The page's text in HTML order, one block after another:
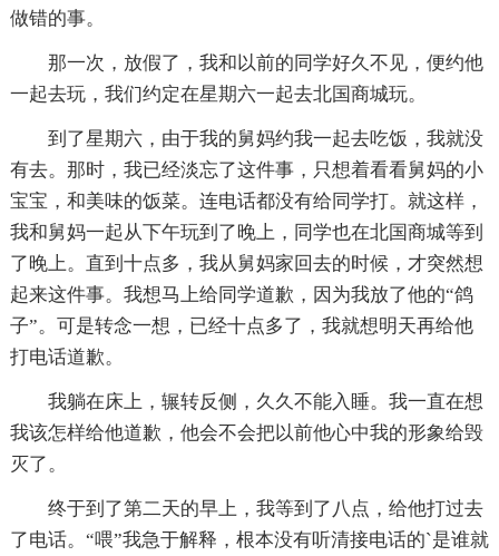
做错的事。
那一次，放假了，我和以前的同学好久不见，便约他
一起去玩，我们约定在星期六一起去北国商城玩。
到了星期六，由于我的舅妈约我一起去吃饭，我就没
有去。那时，我已经淡忘了这件事，只想着看看舅妈的小
宝宝，和美味的饭菜。连电话都没有给同学打。就这样，
我和舅妈一起从下午玩到了晚上，同学也在北国商城等到
了晚上。直到十点多，我从舅妈家回去的时候，才突然想
起来这件事。我想马上给同学道歉，因为我放了他的“鸽
子”。可是转念一想，已经十点多了，我就想明天再给他
打电话道歉。
我躺在床上，辗转反侧，久久不能入睡。我一直在想
我该怎样给他道歉，他会不会把以前他心中我的形象给毁
灭了。
终于到了第二天的早上，我等到了八点，给他打过去
了电话。“喂”我急于解释，根本没有听清接电话的`是谁就